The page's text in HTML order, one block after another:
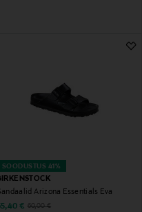
SOODUSTUS 41%
Arizona Essentials Eva
Price
€ Original Price
60,00 €